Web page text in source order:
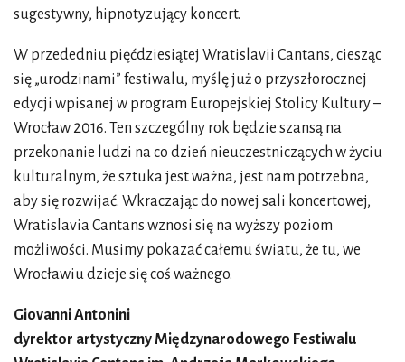
sugestywny, hipnotyzujący koncert.
W przededniu pięćdziesiątej Wratislavii Cantans, ciesząc
się „urodzinami” festiwalu, myślę już o przyszłorocznej
edycji wpisanej w program Europejskiej Stolicy Kultury –
Wrocław 2016. Ten szczególny rok będzie szansą na
przekonanie ludzi na co dzień nieuczestniczących w życiu
kulturalnym, że sztuka jest ważna, jest nam potrzebna,
aby się rozwijać. Wkraczając do nowej sali koncertowej,
Wratislavia Cantans wznosi się na wyższy poziom
możliwości. Musimy pokazać całemu światu, że tu, we
Wrocławiu dzieje się coś ważnego.
Giovanni Antonini
dyrektor artystyczny Międzynarodowego Festiwalu